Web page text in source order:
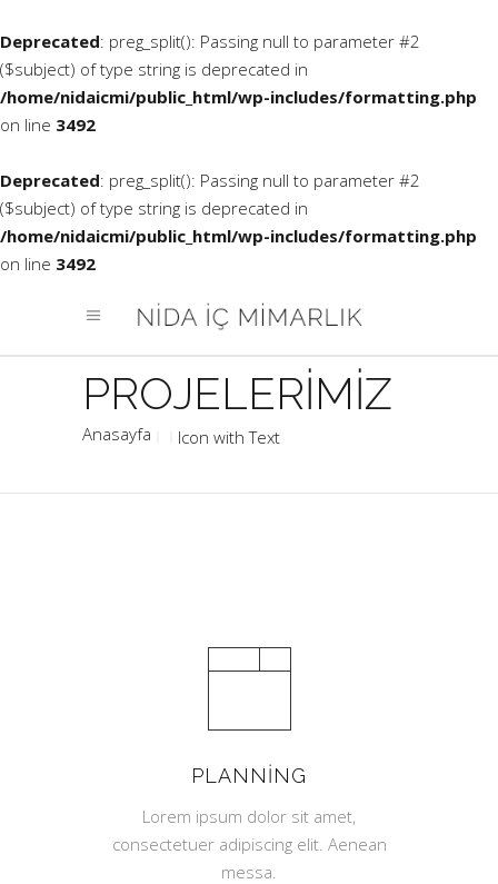
Deprecated: preg_split(): Passing null to parameter #2
($subject) of type string is deprecated in
/home/nidaicmi/public_html/wp-includes/formatting.php
on line 3492
Deprecated: preg_split(): Passing null to parameter #2
($subject) of type string is deprecated in
/home/nidaicmi/public_html/wp-includes/formatting.php
on line 3492
Icon with Text
PLANNING
Lorem ipsum dolor sit amet,
consectetuer adipiscing elit. Aenean
messa.